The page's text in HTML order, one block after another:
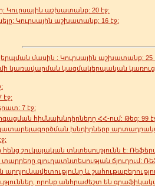
Կուրսային աշխատանք: 20 էջ:
Կուրսային աշխատանք: 16 էջ:
մասին : Կուրսային աշխատանք: 25
կառավարման կազմակերպական
էջ:
7 էջ:
հիմնախնդիրները ՀՀ-ում: Թեզ: 99
խնդիրները
շուկայական տնտեսությունն է:
գյուղատնտեսության ճյուղում:
և
որոնք անհրաժեշտ են